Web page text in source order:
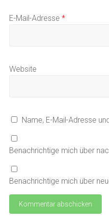
E-Mail-Adresse *
Website
Name, E-Mail-Adresse
Benachrichtige mich über
Benachrichtige mich über